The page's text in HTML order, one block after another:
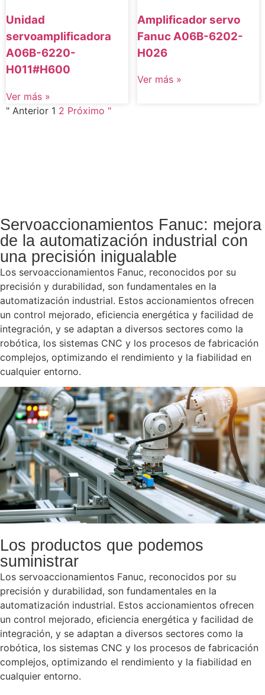
Unidad
servoamplificadora
A06B-6220-
H011#H600
Ver más »
Amplificador servo
Fanuc A06B-6202-
H026
Ver más »
" Anterior 1 2 Próximo "
Servoaccionamientos Fanuc: mejora
de la automatización industrial con
una precisión inigualable
Los servoaccionamientos Fanuc, reconocidos por su
precisión y durabilidad, son fundamentales en la
automatización industrial. Estos accionamientos ofrecen
un control mejorado, eficiencia energética y facilidad de
integración, y se adaptan a diversos sectores como la
robótica, los sistemas CNC y los procesos de fabricación
complejos, optimizando el rendimiento y la fiabilidad en
cualquier entorno.
Los productos que podemos
suministrar
Los servoaccionamientos Fanuc, reconocidos por su
precisión y durabilidad, son fundamentales en la
automatización industrial. Estos accionamientos ofrecen
un control mejorado, eficiencia energética y facilidad de
integración, y se adaptan a diversos sectores como la
robótica, los sistemas CNC y los procesos de fabricación
complejos, optimizando el rendimiento y la fiabilidad en
cualquier entorno.